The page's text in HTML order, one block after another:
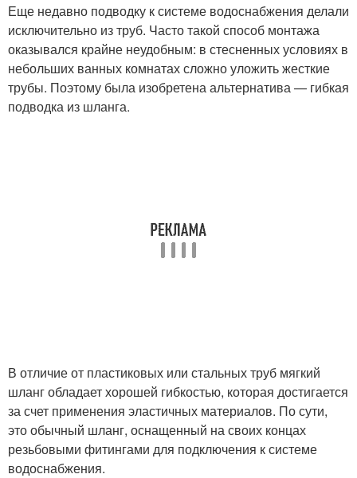
Еще недавно подводку к системе водоснабжения делали
исключительно из труб. Часто такой способ монтажа
оказывался крайне неудобным: в стесненных условиях в
небольших ванных комнатах сложно уложить жесткие
трубы. Поэтому была изобретена альтернатива — гибкая
подводка из шланга.
В отличие от пластиковых или стальных труб мягкий
шланг обладает хорошей гибкостью, которая достигается
за счет применения эластичных материалов. По сути,
это обычный шланг, оснащенный на своих концах
резьбовыми фитингами для подключения к системе
водоснабжения.